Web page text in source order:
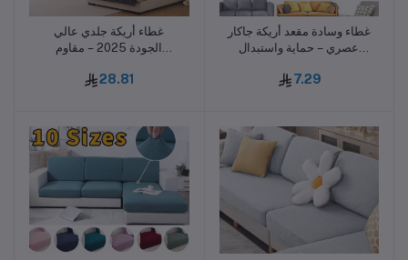
أضف للسلة
غطاء أريكة جلدي عالي
الجودة 2025 – مقاوم
وبطانية قماشية ناعمة
28.81
أضف للسلة
غطاء وسادة مقعد أريكة جاكار
عصري – حماية واستبدال
7.29